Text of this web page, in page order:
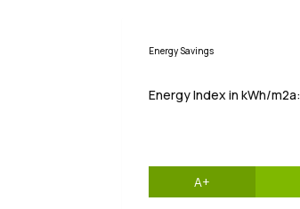
Energy Savings
Energy Index in kWh/m2a:
A+